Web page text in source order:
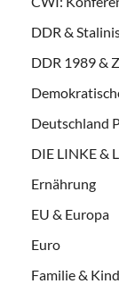
DDR &
DDR 1989 &
Deutschland
DIE LINKE &
Ernährung
EU & Europa
Euro
Familie &